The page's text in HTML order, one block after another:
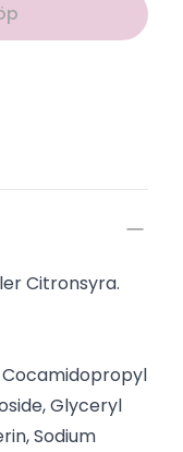
Citronsyra.
Cocamidopropyl
Glyceryl
Sodium